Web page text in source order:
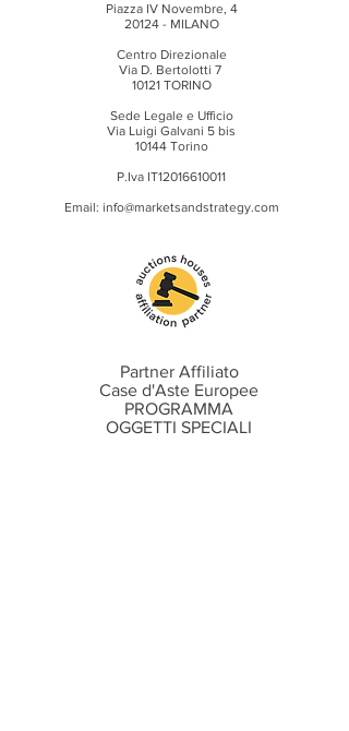
Piazza IV Novembre, 4
20124 - MILANO
Centro Direzionale
Via D. Bertolotti 7
10121 TORINO
Sede Legale e Ufficio
Via Luigi Galvani 5 bis
10144 Torino
P.Iva IT12016610011
Email: info@marketsandstrategy.com
Partner Affiliato
Case d'Aste Europee
PROGRAMMA
OGGETTI SPECIALI